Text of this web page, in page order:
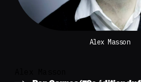
Alex Masson